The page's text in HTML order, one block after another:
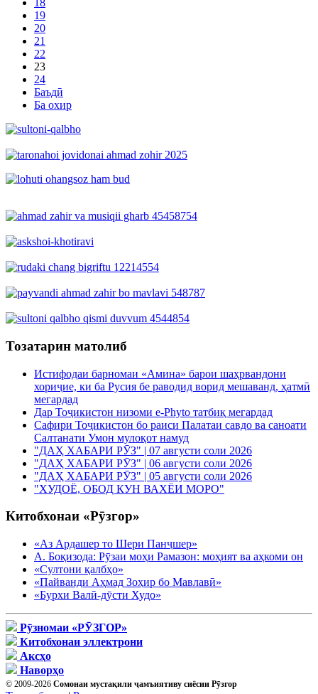
18
19
20
21
22
23
24
Баъдӣ
Ба охир
Тозатарин матолиб
Истифодаи барномаи «Амина» барои шаҳрвандони
хориҷие, ки ба Русия бе раводид ворид мешаванд, ҳатмӣ
мегардад
Дар Тоҷикистон низоми e-Phyto татбиқ мегардад
Сафири Тоҷикистон бо раиси Палатаи савдо ва саноати
Салтанати Умон мулоқот намуд
"ДАҲ ХАБАРИ РӮЗ" | 07 августи соли 2026
"ДАҲ ХАБАРИ РӮЗ" | 06 августи соли 2026
"ДАҲ ХАБАРИ РӮЗ" | 05 августи соли 2026
"ХУДОЁ, ОБОД КУН ВАХЁИ МОРО"
Китобхонаи «Рӯзгор»
«Аз Ардашер то Шери Панҷшер»
А. Боқизода: Рӯзаи моҳи Рамазон: моҳият ва аҳкоми он
«Султони қалбҳо»
«Пайванди Аҳмад Зоҳир бо Мавлавӣ»
«Бурхи Валӣ-дӯсти Худо»
Рӯзномаи «РӮЗГОР»
Китобхонаи эллектрони
Аксҳо
Наворҳо
© 2009-2026 Сомонаи мустақили ҷамъиятиву сиёсии Рӯзгор